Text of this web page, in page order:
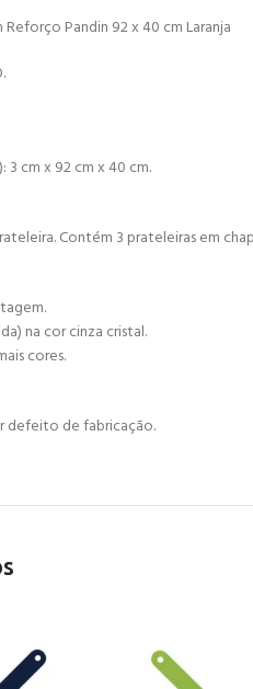
Pandin 92 x 40 cm Laranja
3 cm x 92 cm x 40 cm.
Contém 3 prateleiras em
na cor cinza cristal.
cores.
defeito de fabricação.